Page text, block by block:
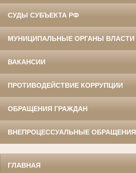
СУДЫ СУБЪЕКТА РФ
МУНИЦИПАЛЬНЫЕ ОРГАНЫ ВЛАСТИ
ВАКАНСИИ
ПРОТИВОДЕЙСТВИЕ КОРРУПЦИИ
ОБРАЩЕНИЯ ГРАЖДАН
ВНЕПРОЦЕССУАЛЬНЫЕ ОБРАЩЕНИЯ
ГЛАВНАЯ